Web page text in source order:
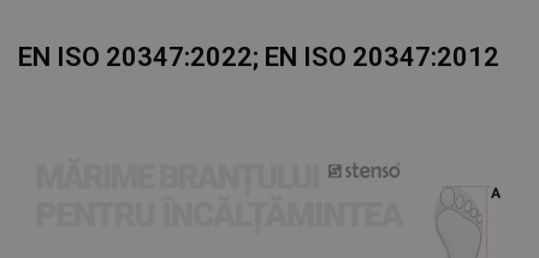
EN ISO 20347:2022; EN ISO 20347:2012